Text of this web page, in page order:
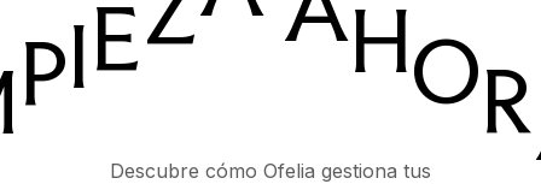
PIE HOR
Descubre cómo Ofelia gestiona tus